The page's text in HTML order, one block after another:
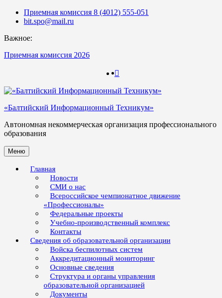
Skip
Приемная комиссия 8 (4012) 555-051
bit.spo@mail.ru
Важное:
Приемная комиссия 2026
«Балтийский Информационный Техникум»
Автономная некоммерческая организация профессионального
образования
Меню
Главная
Новости
СМИ о нас
Всероссийское чемпионатное движение
«Профессионалы»
Федеральные проекты
Учебно-производственный комплекс
Контакты
Сведения об образовательной организации
Войска беспилотных систем
Аккредитационный мониторинг
Основные сведения
Структура и органы управления
образовательной организацией
Документы